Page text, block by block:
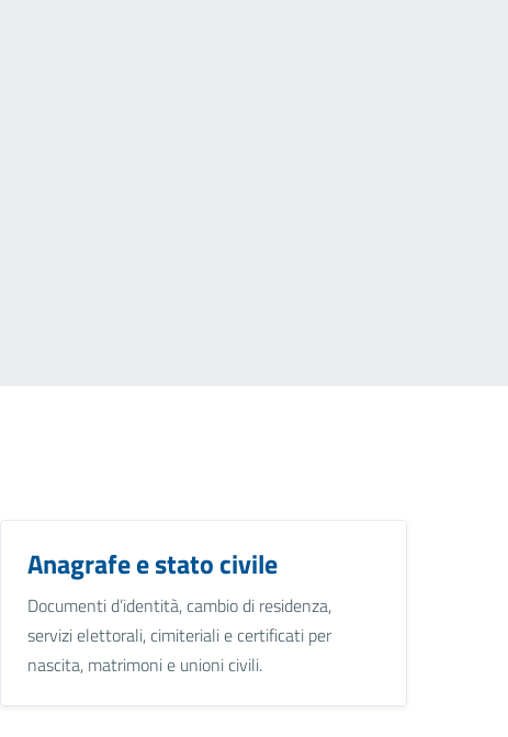
Anagrafe e stato civile
Documenti d’identità, cambio di residenza,
servizi elettorali, cimiteriali e certificati per
nascita, matrimoni e unioni civili.